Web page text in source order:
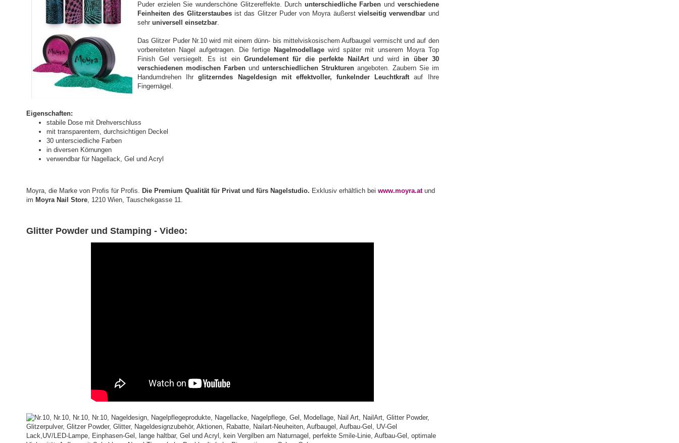
Puder erzielen Sie wunderschöne Glitzereffekte. Durch unterschiedliche Farben und verschiedene
Feinheiten des Glitzerstaubesist das Glitzer Puder von Moyra äußerstvielseitig verwendbar und
sehr universell einsetzbar.
Das Glitzer Puder Nr.10 wird mit einem dünn- bis mittelviskosischem Aufbaugel vermischt und auf den
vorbereiteten Nagel aufgetragen. Die fertige Nagelmodellagewird später mit unserem Moyra Top
Finish Gel versiegelt. Es ist ein Grundelement für die perfekte NailArtund wird in über 30
verschiedenen modischen Farbenund unterschiedlichen Strukturenangeboten. Zaubern Sie im
Handumdrehen Ihrglitzerndes Nageldesign mit effektvoller, funkelnder Leuchtkraftauf Ihre
Fingernägel.
Eigenschaften:
stabile Dose mit Drehverschluss
mit transparentem, durchsichtigen Deckel
30 untersciedliche Farben
in diversen Körnungen
verwendbar für Nagellack, Gel und Acryl
Moyra, die Marke von Profis für Profis. Die Premium Qualität für Privat und fürs Nagelstudio. Exklusiv erhältlich bei www.moyra.atund
im Moyra Nail Store, 1210 Wien, Tauschekgasse 11.
Glitter Powder und Stamping - Video: